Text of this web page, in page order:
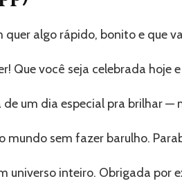
quer algo rápido, bonito e que
Que você seja celebrada hoje
de um dia especial pra brilhar —
mundo sem fazer barulho.
universo inteiro. Obrigada por